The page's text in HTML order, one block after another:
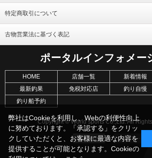
特定商取引について
古物営業法に基づく表記
ポータルインフォメー
HOME 店舗一覧 新着情報
最新釣果
免税対応店 釣り自慢
釣り船予約
Copyright © World sports Co.,Ltd. All
弊社はCookieを利用し、Webの利便性向上
に努めております。「承認する」をクリッ
クしていただくと、お客様に最適な内容を
提供することが可能となります。Cookieの